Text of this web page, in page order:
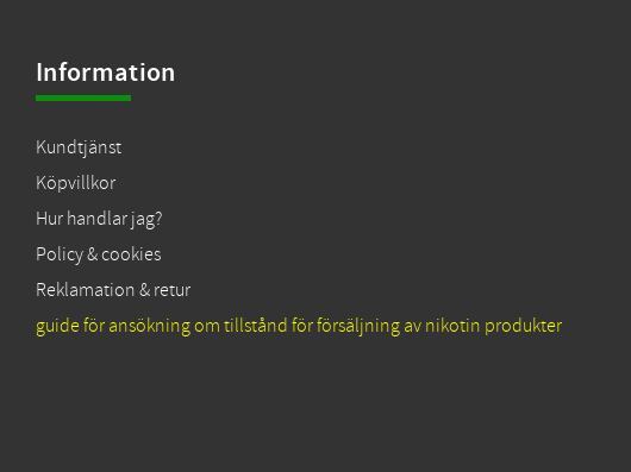
Information
Kundtjänst
Köpvillkor
Hur handlar jag?
Policy & cookies
Reklamation & retur
guide för ansökning om tillstånd för försäljning av nikotin produkter